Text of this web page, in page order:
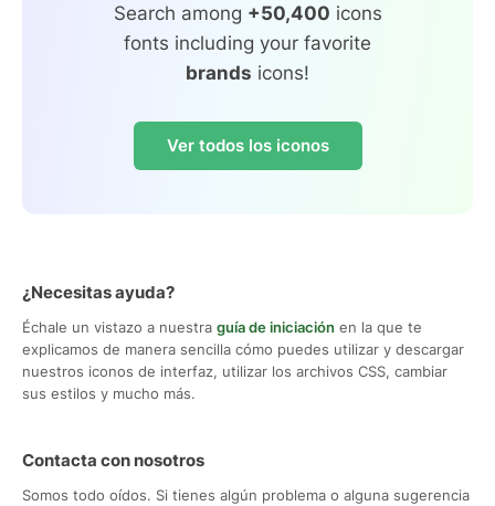
Search among +50,400 icons
fonts including your favorite
brands icons!
Ver todos los iconos
¿Necesitas ayuda?
Échale un vistazo a nuestra guía de iniciación en la que te
explicamos de manera sencilla cómo puedes utilizar y descargar
nuestros iconos de interfaz, utilizar los archivos CSS, cambiar
sus estilos y mucho más.
Contacta con nosotros
Somos todo oídos. Si tienes algún problema o alguna sugerencia